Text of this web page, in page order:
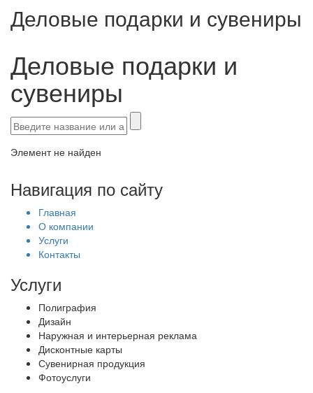
Деловые подарки и сувениры
Деловые подарки и
сувениры
Элемент не найден
Навигация по сайту
Главная
О компании
Услуги
Контакты
Услуги
Полиграфия
Дизайн
Наружная и интерьерная реклама
Дисконтные карты
Сувенирная продукция
Фотоуслуги